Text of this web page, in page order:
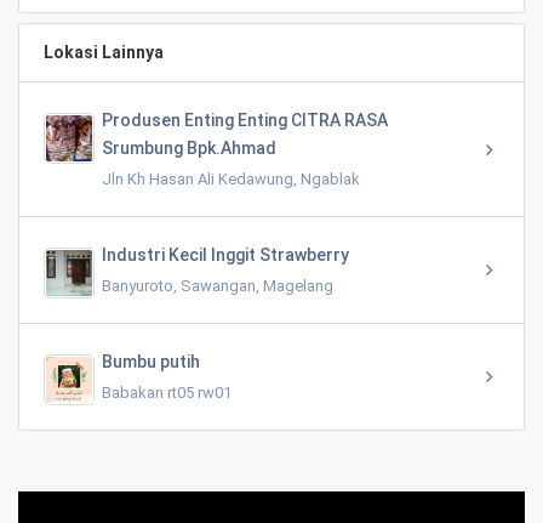
Lokasi Lainnya
Produsen Enting Enting CITRA RASA
Srumbung Bpk.Ahmad
Jln Kh Hasan Ali Kedawung, Ngablak
Industri Kecil Inggit Strawberry
Banyuroto, Sawangan, Magelang
Bumbu putih
Babakan rt05 rw01